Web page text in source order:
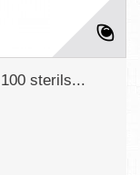
sterils...